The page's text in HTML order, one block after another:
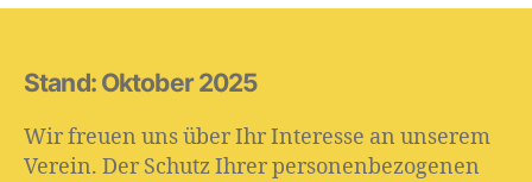
Stand: Oktober 2025
Wir freuen uns über Ihr Interesse an unserem
Verein. Der Schutz Ihrer personenbezogenen